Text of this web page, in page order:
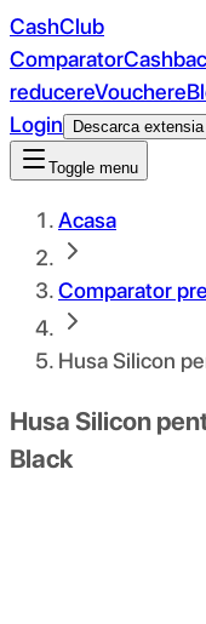
CashClub
Comparator
reducereVouchere
Login
Descarca extensia
Toggle menu
Acasa
Comparator
Husa Silicon
Husa Silicon
Black